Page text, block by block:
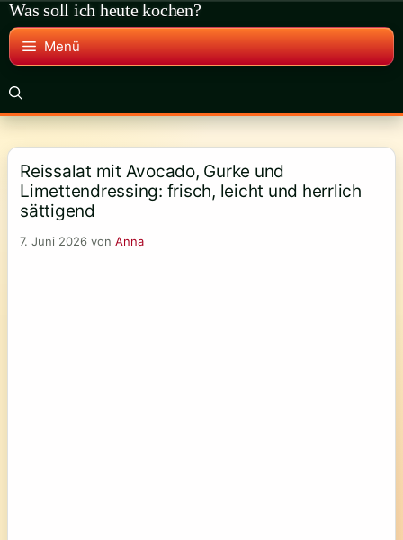
Zum
Inhalt
springen
Was soll ich heute kochen?
Menü
Reissalat mit Avocado, Gurke und
Limettendressing: frisch, leicht und herrlich
sättigend
7. Juni 2026 von Anna